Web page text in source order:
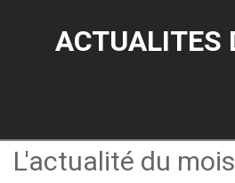
ACTUALITES
L'actualité du mois